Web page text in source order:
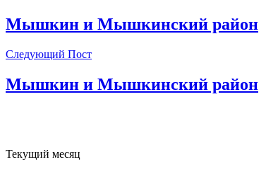
Мышкин и Мышкинский район
Следующий Пост
Мышкин и Мышкинский район
Текущий месяц